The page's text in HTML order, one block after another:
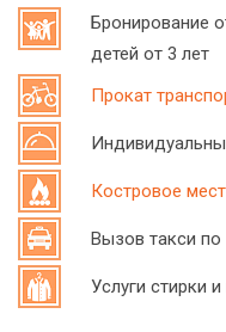
Бронирование
детей от 3 лет
Прокат
Костровое
Вызов такси по
Услуги стирки